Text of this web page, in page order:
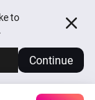
to
Continue